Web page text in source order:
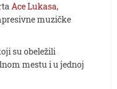
Ace Lukasa,
muzičke
su obeležili
mestu i u jednoj